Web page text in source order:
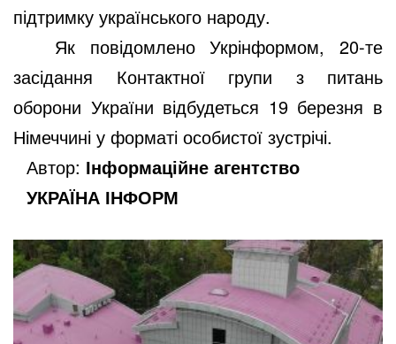
підтримку українського народу.
Як повідомлено Укрінформом, 20-те
засідання Контактної групи з питань
оборони України відбудеться 19 березня в
Німеччині у форматі особистої зустрічі.
Автор: Інформаційне агентство
УКРАЇНА ІНФОРМ